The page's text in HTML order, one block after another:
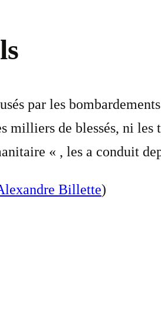
par les
milliers de blessés, ni
« , les a conduit
Billette)